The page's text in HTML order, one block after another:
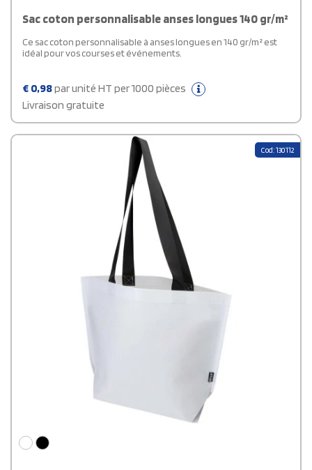
Sac coton personnalisable anses longues 140 gr/m²
Ce sac coton personnalisable à anses longues en 140 gr/m² est
idéal pour vos courses et événements.
€ 0,98par unité HT per 1000 pièces
Livraison gratuite
Cod: 130112